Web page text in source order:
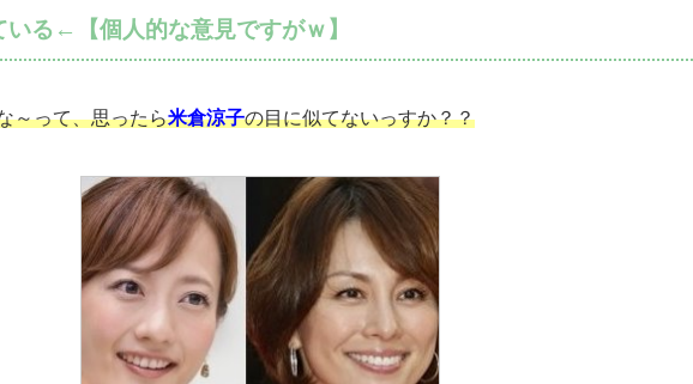
る←【個人的な意見ですがｗ】
～って、思ったら米倉涼子の目に似てないっすか？？